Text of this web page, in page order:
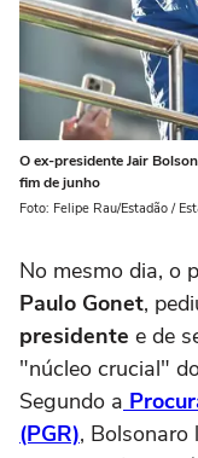
O ex-presidente Jair
fim de junho
Foto: Felipe Rau/Estadão /
No mesmo dia, o
Paulo Gonet,
presidente e de
"núcleo crucial"
Segundo a
(PGR), Bolsonaro